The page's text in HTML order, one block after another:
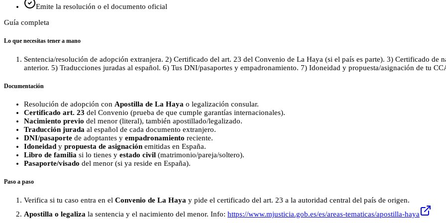
Emite la resolución o el documento oficial
Guía completa
Lo que necesitas tener a mano
Sentencia/resolución de adopción extranjera. 2) Certificado del art. 23 del Convenio de La Haya (si el país es parte). 3) Certificado
anterior. 5) Traducciones juradas al español. 6) Tus DNI/pasaportes y empadronamiento. 7) Idoneidad y propuesta/asignación de tu
Documentación
Resolución de adopción con Apostilla de La Haya o legalización consular.
Certificado art. 23 del Convenio (prueba de que cumple garantías internacionales).
Nacimiento previo del menor (literal), también apostillado/legalizado.
Traducción jurada al español de cada documento extranjero.
DNI/pasaporte de adoptantes y empadronamiento reciente.
Idoneidad y propuesta de asignación emitidas en España.
Libro de familia si lo tienes y estado civil (matrimonio/pareja/soltero).
Pasaporte/visado del menor (si ya reside en España).
Paso a paso
Verifica si tu caso entra en el Convenio de La Haya y pide el certificado del art. 23 a la autoridad central del país de origen.
Apostilla o legaliza la sentencia y el nacimiento del menor. Info: https://www.mjusticia.gob.es/es/areas-tematicas/apostilla-haya